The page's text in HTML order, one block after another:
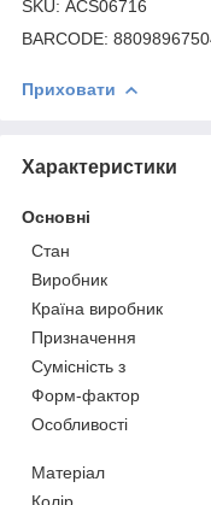
SKU: ACS06716
BARCODE:
Приховати
Характеристики
Основні
Стан
Виробник
Країна виробник
Призначення
Сумісність з
Форм-фактор
Особливості
Матеріал
Колір